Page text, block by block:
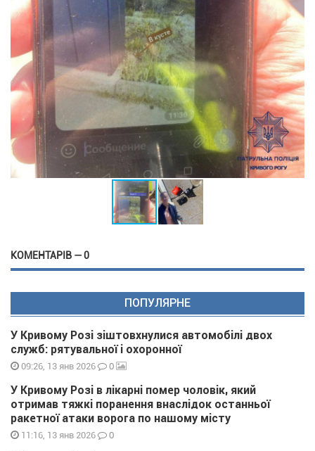
КОМЕНТАРІВ — 0
ПОПУЛЯРНЕ
У Кривому Розі зіштовхнулися автомобілі двох
служб: рятувальної і охоронної
09:26, 13 янв 2026 0
У Кривому Розі в лікарні помер чоловік, який
отримав тяжкі поранення внаслідок останньої
ракетної атаки ворога по нашому місту
11:16, 13 янв 2026 0